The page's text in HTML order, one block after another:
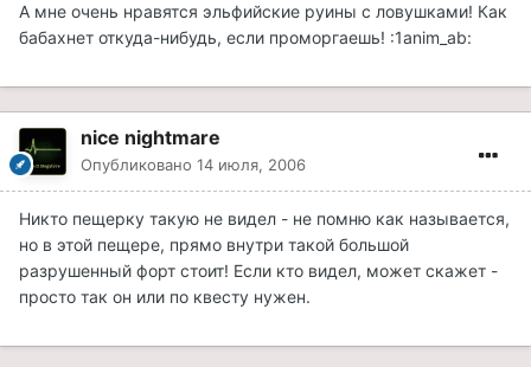
А мне очень нравятся эльфийские руины с ловушками! Как
бабахнет откуда-нибудь, если проморгаешь! :1anim_ab:
nice nightmare
Опубликовано 14 июля, 2006
Никто пещерку такую не видел - не помню как называется,
но в этой пещере, прямо внутри такой большой
разрушенный форт стоит! Если кто видел, может скажет -
просто так он или по квесту нужен.